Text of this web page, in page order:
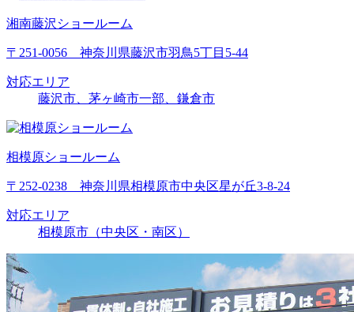
湘南藤沢ショールーム
〒251-0056 神奈川県藤沢市羽鳥5丁目5-44
対応エリア
藤沢市、茅ヶ崎市一部、鎌倉市
相模原ショールーム
〒252-0238 神奈川県相模原市中央区星が丘3-8-24
対応エリア
相模原市（中央区・南区）